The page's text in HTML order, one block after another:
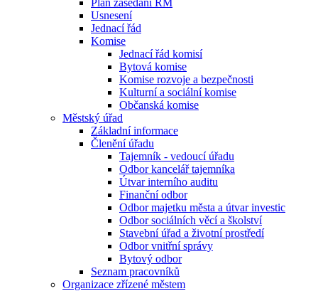
Plán zasedání RM
Usnesení
Jednací řád
Komise
Jednací řád komisí
Bytová komise
Komise rozvoje a bezpečnosti
Kulturní a sociální komise
Občanská komise
Městský úřad
Základní informace
Členění úřadu
Tajemník - vedoucí úřadu
Odbor kancelář tajemníka
Útvar interního auditu
Finanční odbor
Odbor majetku města a útvar investic
Odbor sociálních věcí a školství
Stavební úřad a životní prostředí
Odbor vnitřní správy
Bytový odbor
Seznam pracovníků
Organizace zřízené městem